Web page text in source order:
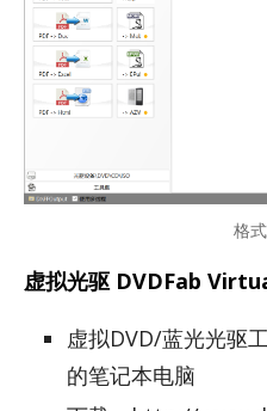
格
虚拟光驱 DVDFab
虚拟DVD/蓝光光驱
的笔记本电脑